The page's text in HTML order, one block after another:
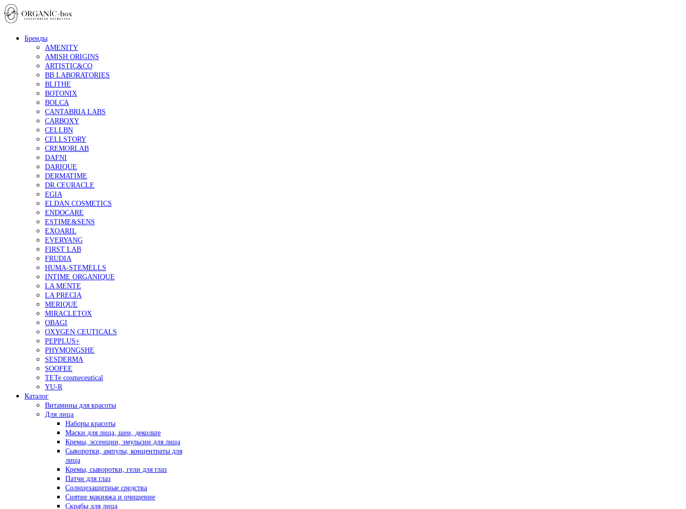
Бренды
AMENITY
AMISH ORIGINS
ARTISTIC&CO
BB LABORATORIES
BLITHE
BOTONIX
BOLCA
CANTABRIA LABS
CARBOXY
CELLBN
CELLSTORY
CREMORLAB
DAFNI
DARIQUE
DERMATIME
DR.CEURACLE
EGIA
ELDAN COSMETICS
ENDOCARE
ESTIME&SENS
EXOARIL
EVERYANG
FIRST LAB
FRUDIA
HUMA-STEMELLS
INTIME ORGANIQUE
LA MENTE
LA PRECIA
MERIQUE
MIRACLETOX
OBAGI
OXYGEN CEUTICALS
PEPPLUS+
PHYMONGSHE
SESDERMA
SOOFEE
TETe cosmeceutical
YU-R
Каталог
Витамины для красоты
Для лица
Наборы красоты
Маски для лица, шеи, декольте
Кремы, эссенции, эмульсии для лица
Сыворотки, ампулы, концентраты для
лица
Кремы, сыворотки, гели для глаз
Патчи для глаз
Солнцезащитные средства
Снятие макияжа и очищение
Скрабы для лица